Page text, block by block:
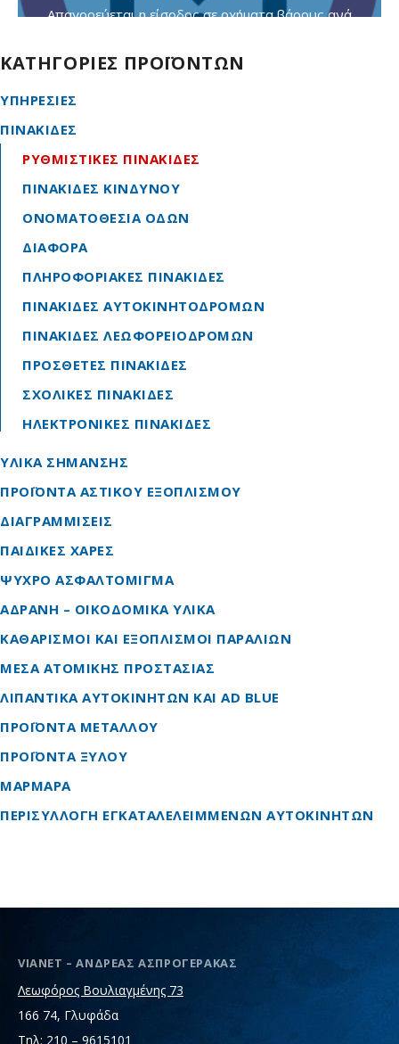
Απαγορεύεται η είσοδος σε οχήματα βάρους ανά
ΚΑΤΗΓΟΡΙΕΣ ΠΡΟΪΟΝΤΩΝ
ΥΠΗΡΕΣΙΕΣ
ΠΙΝΑΚΙΔΕΣ
ΡΥΘΜΙΣΤΙΚΕΣ ΠΙΝΑΚΙΔΕΣ
ΠΙΝΑΚΙΔΕΣ ΚΙΝΔΥΝΟΥ
ΟΝΟΜΑΤΟΘΕΣΙΑ ΟΔΩΝ
ΔΙΑΦΟΡΑ
ΠΛΗΡΟΦΟΡΙΑΚΕΣ ΠΙΝΑΚΙΔΕΣ
ΠΙΝΑΚΙΔΕΣ ΑΥΤΟΚΙΝΗΤΟΔΡΟΜΩΝ
ΠΙΝΑΚΙΔΕΣ ΛΕΩΦΟΡΕΙΟΔΡΟΜΩΝ
ΠΡΟΣΘΕΤΕΣ ΠΙΝΑΚΙΔΕΣ
ΣΧΟΛΙΚΕΣ ΠΙΝΑΚΙΔΕΣ
ΗΛΕΚΤΡΟΝΙΚΕΣ ΠΙΝΑΚΙΔΕΣ
ΥΛΙΚΑ ΣΗΜΑΝΣΗΣ
ΠΡΟΪΟΝΤΑ ΑΣΤΙΚΟΥ ΕΞΟΠΛΙΣΜΟΥ
ΔΙΑΓΡΑΜΜΙΣΕΙΣ
ΠΑΙΔΙΚΕΣ ΧΑΡΕΣ
ΨΥΧΡΟ ΑΣΦΑΛΤΟΜΙΓΜΑ
ΑΔΡΑΝΗ – ΟΙΚΟΔΟΜΙΚΑ ΥΛΙΚΑ
ΚΑΘΑΡΙΣΜΟΙ ΚΑΙ ΕΞΟΠΛΙΣΜΟΙ ΠΑΡΑΛΙΩΝ
ΜΕΣΑ ΑΤΟΜΙΚΗΣ ΠΡΟΣΤΑΣΙΑΣ
ΛΙΠΑΝΤΙΚΑ ΑΥΤΟΚΙΝΗΤΩΝ ΚΑΙ AD BLUE
ΠΡΟΪΟΝΤΑ ΜΕΤΑΛΛΟΥ
ΠΡΟΪΟΝΤΑ ΞΥΛΟΥ
ΜΑΡΜΑΡΑ
ΠΕΡΙΣΥΛΛΟΓΗ ΕΓΚΑΤΑΛΕΛΕΙΜΜΕΝΩΝ ΑΥΤΟΚΙΝΗΤΩΝ
VIANET – ΑΝΔΡΕΑΣ ΑΣΠΡΟΓΕΡΑΚΑΣ
Λεωφόρος Βουλιαγμένης 73
166 74, Γλυφάδα
Τηλ: 210 – 9615101